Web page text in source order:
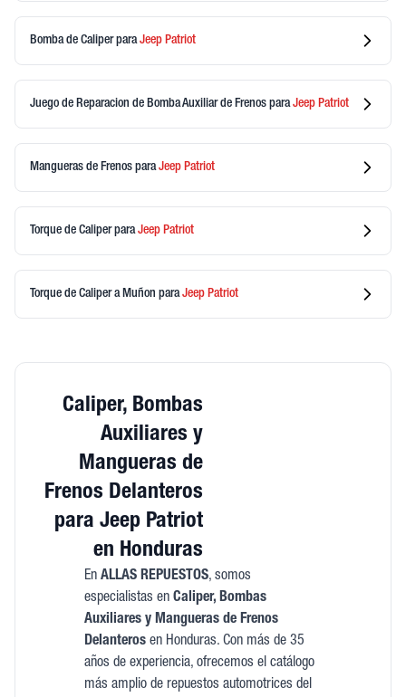
Bomba de CaliperparaJeep Patriot
Juego de Reparacion de Bomba Auxiliar de Frenos paraJeep Patriot
Mangueras de Frenos paraJeep Patriot
Torque de CaliperparaJeep Patriot
Torque de Caliper a Muñon paraJeep Patriot
Caliper, Bombas
Auxiliares y
Mangueras de
Frenos Delanteros
para Jeep Patriot
en Honduras
En ALLAS REPUESTOS, somos
especialistas en Caliper, Bombas
Auxiliares y Mangueras de Frenos
Delanterosen Honduras. Con más de 35
años de experiencia, ofrecemos el catálogo
más amplio de repuestos automotrices del